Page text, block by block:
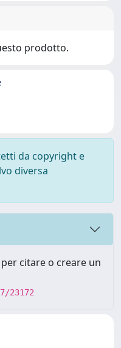
prodotto.
da copyright e
diversa
citare o creare un
23172